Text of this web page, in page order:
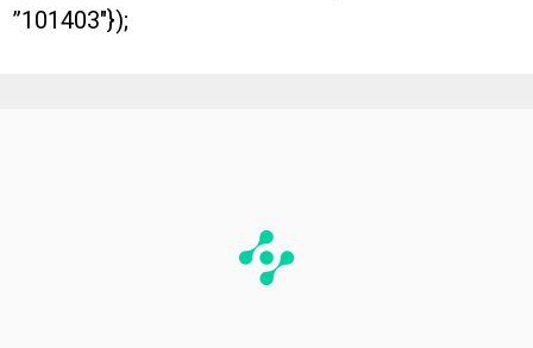
”101403″});